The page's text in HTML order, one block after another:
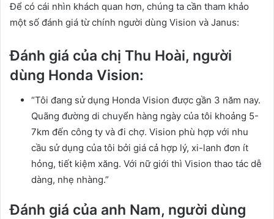
Để có cái nhìn khách quan hơn, chúng ta cần tham khảo
một số đánh giá từ chính người dùng Vision và Janus:
Đánh giá của chị Thu Hoài, người
dùng Honda Vision:
“Tôi đang sử dụng Honda Vision được gần 3 năm nay.
Quãng đường di chuyển hàng ngày của tôi khoảng 5-
7km đến công ty và đi chợ. Vision phù hợp với nhu
cầu sử dụng của tôi bởi giá cả hợp lý, xi-lanh đơn ít
hỏng, tiết kiệm xăng. Với nữ giới thì Vision thao tác dễ
dàng, nhẹ nhàng.”
Đánh giá của anh Nam, người dùng